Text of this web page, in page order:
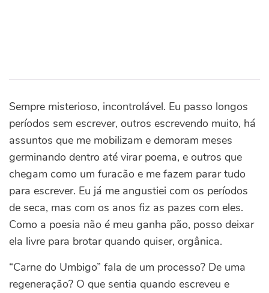
Sempre misterioso, incontrolável. Eu passo longos
períodos sem escrever, outros escrevendo muito, há
assuntos que me mobilizam e demoram meses
germinando dentro até virar poema, e outros que
chegam como um furacão e me fazem parar tudo
para escrever. Eu já me angustiei com os períodos
de seca, mas com os anos fiz as pazes com eles.
Como a poesia não é meu ganha pão, posso deixar
ela livre para brotar quando quiser, orgânica.
“Carne do Umbigo” fala de um processo? De uma
regeneração? O que sentia quando escreveu e